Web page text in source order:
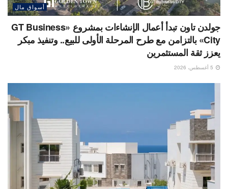
أسواق مال
جولدن تاون تبدأ أعمال الإنشاءات بمشروع «GT Business
City» بالتزامن مع طرح المرحلة الأولى للبيع.. وتنفيذ مبكر
يعزز ثقة المستثمرين